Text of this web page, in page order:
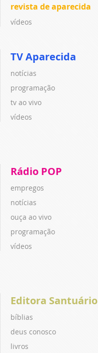
revista de aparecida
vídeos
TV Aparecida
notícias
programação
tv ao vivo
vídeos
Rádio POP
empregos
notícias
ouça ao vivo
programação
vídeos
Editora Santuário
bíblias
deus conosco
livros